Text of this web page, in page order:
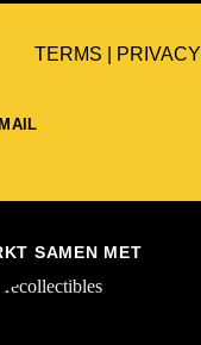
TERMS PRIVACY
SAMEN MET